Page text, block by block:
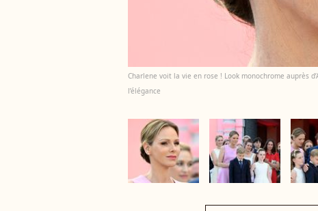
Charlene voit la vie en rose ! Look monochrome auprès
l’élégance